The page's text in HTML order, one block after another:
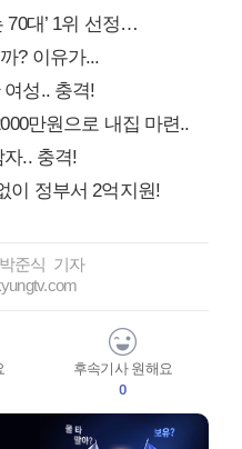
70대’ 1위 선정…
? 이유가...
성.. 충격!
만원으로 내집 마련..
.. 충격!
이 정부서 2억지원!
준식 기자
후속기사 원해요
0